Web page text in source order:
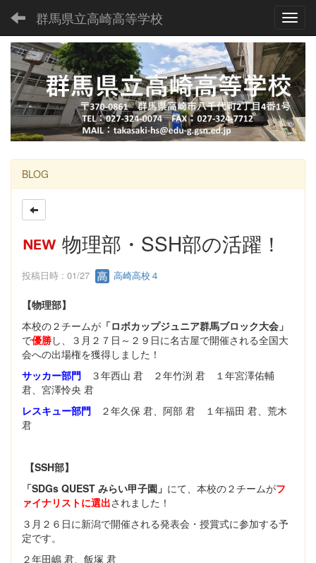
群馬県立高崎高等学校
BLOG
物理部・SSH部の活躍！
投稿日時 : 01/27 高崎高校４
【物理部】
本校の２チームが 「ロボカップジュニア群馬ブロック大会」
で優勝し、３月２７日～２９日に名古屋で開催される全国大
会への出場権を獲得しました！
サッカー部門 ３年西山 君 ２年竹渕 君 １年宮澤佑輔
君、宮澤怜央 君
レスキュー部門 ２年久保 君、阿部 君 １年福田 君、荒木
君
【SSH部】
「SDGs QUEST みらい甲子園」 にて、本校の２チームがフ
ァイナリストに選出されました！
３月２６日に新潟で開催される発表会・授賞式に参加する予
定です。
２年田嶋 君、飯塚 君